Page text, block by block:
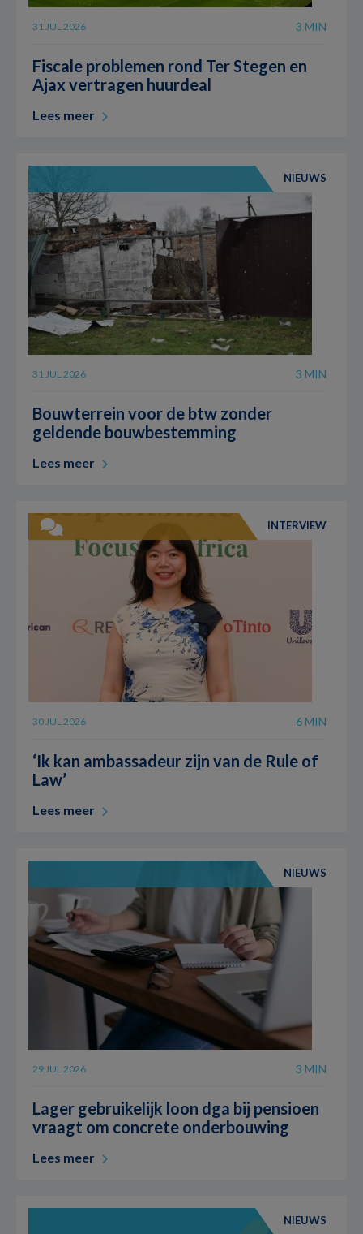
31 JUL 2026 3 MIN
Fiscale problemen rond Ter Stegen en
Ajax vertragen huurdeal
Lees meer
NIEUWS
31 JUL 2026 3 MIN
Bouwterrein voor de btw zonder
geldende bouwbestemming
Lees meer
INTERVIEW
30 JUL 2026 6 MIN
‘Ik kan ambassadeur zijn van de Rule of
Law’
Lees meer
NIEUWS
29 JUL 2026 3 MIN
Lager gebruikelijk loon dga bij pensioen
vraagt om concrete onderbouwing
Lees meer
NIEUWS